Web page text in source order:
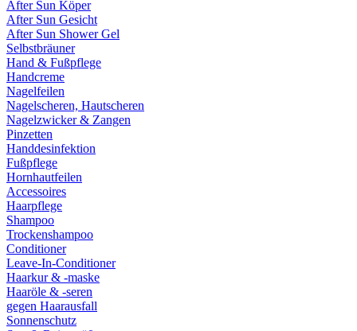
After Sun Köper
After Sun Gesicht
After Sun Shower Gel
Selbstbräuner
Hand & Fußpflege
Handcreme
Nagelfeilen
Nagelscheren, Hautscheren
Nagelzwicker & Zangen
Pinzetten
Handdesinfektion
Fußpflege
Hornhautfeilen
Accessoires
Haarpflege
Shampoo
Trockenshampoo
Conditioner
Leave-In-Conditioner
Haarkur & -maske
Haaröle & -seren
gegen Haarausfall
Sonnenschutz